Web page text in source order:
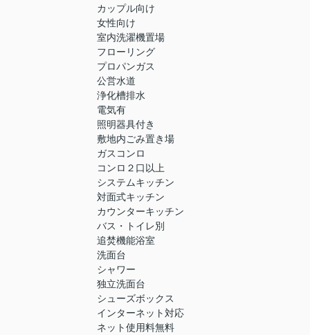
カップル向け
女性向け
室内洗濯機置場
フローリング
プロパンガス
公営水道
浄化槽排水
電気有
照明器具付き
敷地内ごみ置き場
ガスコンロ
コンロ２口以上
システムキッチン
対面式キッチン
カウンターキッチン
バス・トイレ別
追焚機能浴室
洗面台
シャワー
独立洗面台
シューズボックス
インターネット対応
ネット使用料無料